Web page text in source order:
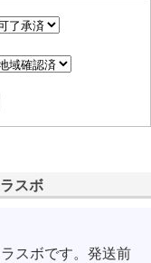
スボ
スボです。発送前